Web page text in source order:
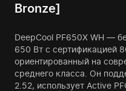
Bronze]
DeepCool PF650X WH —
650 Вт с сертификацией
ориентированный на
среднего класса. Он
2.52, использует Active